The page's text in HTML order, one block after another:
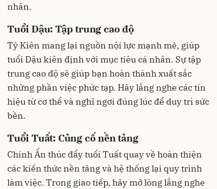
nhân.
Tuổi Dậu: Tập trung cao độ
Tỷ Kiên mang lại nguồn nội lực mạnh mẽ, giúp
tuổi Dậu kiên định với mục tiêu cá nhân. Sự tập
trung cao độ sẽ giúp bạn hoàn thành xuất sắc
những phần việc phức tạp. Hãy lắng nghe các tín
hiệu từ cơ thể và nghỉ ngơi đúng lúc để duy trì sức
bền.
Tuổi Tuất: Củng cố nền tảng
Chính Ấn thúc đẩy tuổi Tuất quay về hoàn thiện
các kiến thức nền tảng và hệ thống lại quy trình
làm việc. Trong giao tiếp, hãy mở lòng lắng nghe